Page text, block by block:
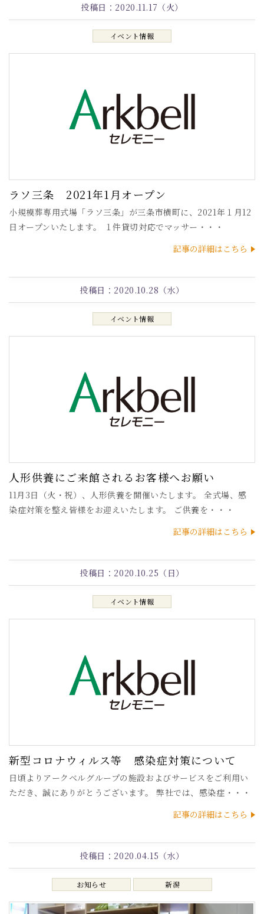
イベント情報
投稿日： 2020.11.17（火）
ラソ三条 2021年1月オープン
小規模葬専用式場「ラソ三条」が三条市横町に、2021年１月12
日オープンいたします。 １件貸切対応でマッサー・・・
記事の詳細はこちら
イベント情報
投稿日： 2020.10.28（水）
人形供養にご来館されるお客様へお願い
11月3日（火・祝）、人形供養を開催いたします。 全式場、感
染症対策を整え皆様をお迎えいたします。 ご供養を・・・
記事の詳細はこちら
イベント情報
投稿日： 2020.10.25（日）
新型コロナウィルス等 感染症対策について
日頃よりアークベルグループの施設およびサービスをご利用い
ただき、誠にありがとうございます。 弊社では、感染症・・・
記事の詳細はこちら
お知らせ 新潟
投稿日： 2020.04.15（水）